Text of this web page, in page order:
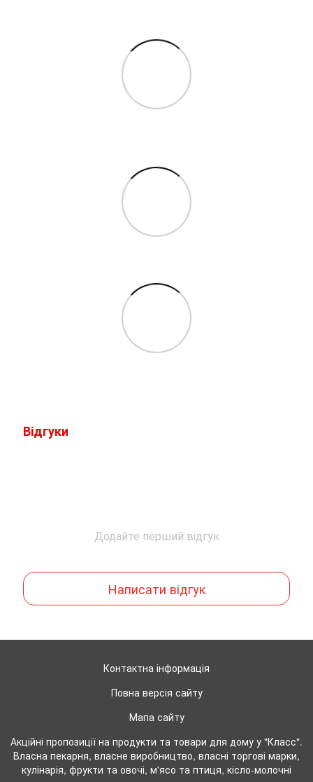
Відгуки
Додайте перший відгук
Написати відгук
Контактна інформація
Повна версія сайту
Мапа сайту
Акційні пропозиції на продукти та товари для дому у "Класс".
Власна пекарня, власне виробництво, власні торгові марки,
кулінарія, фрукти та овочі, м'ясо та птиця, кісло-молочні